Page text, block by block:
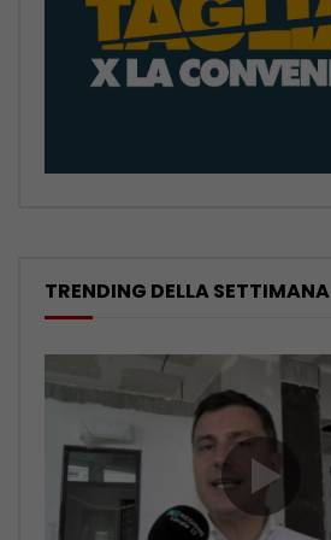
TRENDING DELLA SETTIMANA